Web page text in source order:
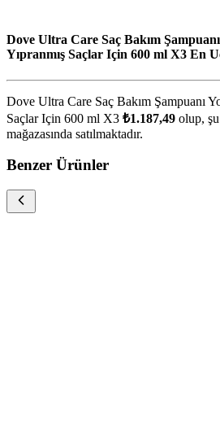
Dove Ultra Care Saç Bakım
Yıpranmış Saçlar Için 600 ml X3 En
Dove Ultra Care Saç Bakım Şampuanı
Saçlar Için 600 ml X3 ₺1.187,49 olup,
mağazasında satılmaktadır.
Benzer Ürünler